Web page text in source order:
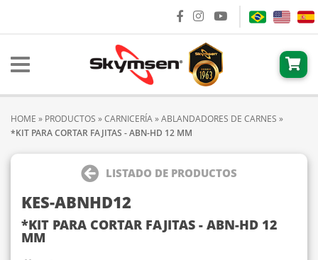
HOME » PRODUCTOS »CARNICERÍA»ABLANDADORES DE CARNES »
*KIT PARA CORTAR FAJITAS - ABN-HD 12 MM
LISTADO DE PRODUCTOS
KES-ABNHD12
*KIT PARA CORTAR FAJITAS - ABN-HD 12
MM